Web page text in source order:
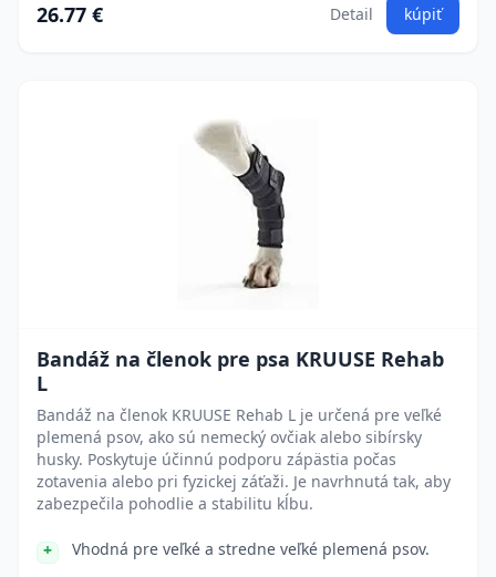
26.77 € Detail kúpiť
Bandáž na členok pre psa KRUUSE Rehab
L
Bandáž na členok KRUUSE Rehab L je určená pre veľké
plemená psov, ako sú nemecký ovčiak alebo sibírsky
husky. Poskytuje účinnú podporu zápästia počas
zotavenia alebo pri fyzickej záťaži. Je navrhnutá tak, aby
zabezpečila pohodlie a stabilitu kĺbu.
Vhodná pre veľké a stredne veľké plemená psov.